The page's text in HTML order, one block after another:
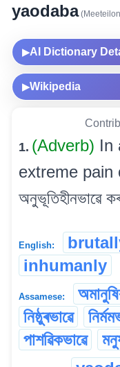
yaodaba
▶AI Dictionary
▶Wikipedia
1. (Adverb) In
extreme pain
অনুভূতিহীনভাৱে
English:
inhumanly
Assamese:
নিষ্ঠুৰভাৱে
পাশৱিকভাৱে